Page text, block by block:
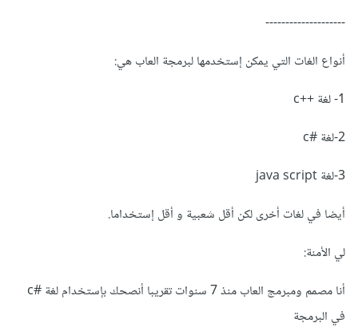
--------------------
أنواع الغات التي يمكن إستخدمها لبرمجة العاب هي:
1- لغة ++c
2-لغة #c
3-لغة java script
أيضا في لغات أخرى لكن أقل شعبية و أقل إستخداما.
لي الأمنة:
أنا مصمم ومبرمج العاب منذ 7 سنوات تقريبا أنصحك بإستخدام لغة #c
في البرمجة